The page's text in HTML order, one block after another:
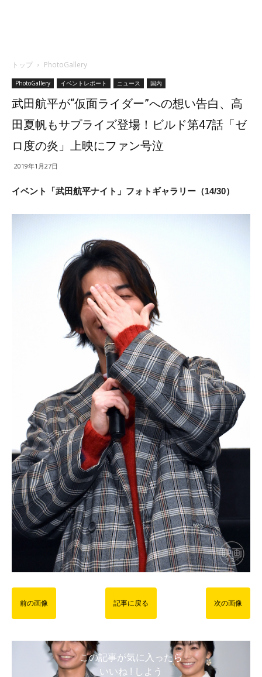
トップ PhotoGallery
PhotoGallery イベントレポート ニュース 国内
武田航平が“仮面ライダー”への想い告白、高
田夏帆もサプライズ登場！ビルド第47話「ゼ
ロ度の炎」上映にファン号泣
2019年1月27日
イベント「武田航平ナイト」フォトギャラリー（14/30）
前の画像 記事に戻る 次の画像
この記事が気に入ったら
いいね ! しよう